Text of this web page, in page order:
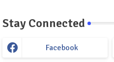
Stay Connected
Facebook